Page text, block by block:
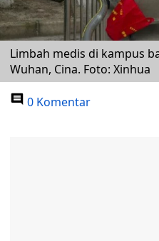
Limbah medis di kampus
Wuhan, Cina. Foto: Xinhua
0 Komentar